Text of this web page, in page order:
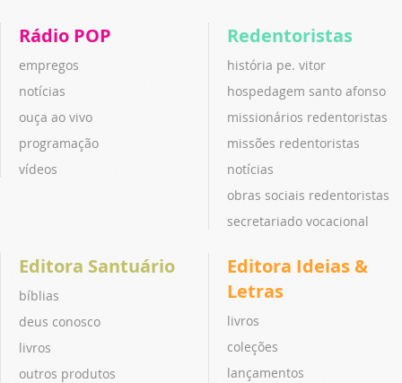
Rádio POP
empregos
notícias
ouça ao vivo
programação
vídeos
Redentoristas
história pe. vitor
hospedagem santo afonso
missionários redentoristas
missões redentoristas
notícias
obras sociais redentoristas
secretariado vocacional
Editora Santuário
bíblias
deus conosco
livros
outros produtos
Editora Ideias &
Letras
livros
coleções
lançamentos